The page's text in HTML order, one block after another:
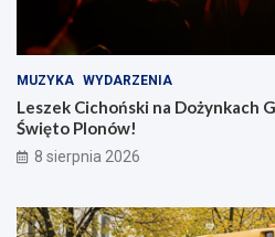
MUZYKA WYDARZENIA
Leszek Cichoński na Dożynkach
Święto Plonów!
8 sierpnia 2026